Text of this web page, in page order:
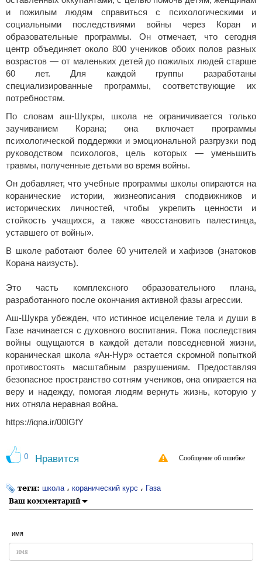
и пожилым людям справиться с психологическими и
социальными последствиями войны через Коран и
образовательные программы. Он отмечает, что сегодня
центр объединяет около 800 учеников обоих полов разных
возрастов — от маленьких детей до пожилых людей старше
60 лет. Для каждой группы разработаны
специализированные программы, соответствующие их
потребностям.
По словам аш-Шукры, школа не ограничивается только
заучиванием Корана; она включает программы
психологической поддержки и эмоциональной разгрузки под
руководством психологов, цель которых — уменьшить
травмы, полученные детьми во время войны.
Он добавляет, что учебные программы школы опираются на
коранические истории, жизнеописания сподвижников и
исторических личностей, чтобы укрепить ценности и
стойкость учащихся, а также «восстановить палестинца,
уставшего от войны».
В школе работают более 60 учителей и хафизов (знатоков
Корана наизусть).
Это часть комплексного образовательного плана,
разработанного после окончания активной фазы агрессии.
Аш-Шукра убежден, что истинное исцеление тела и души в
Газе начинается с духовного воспитания. Пока последствия
войны ощущаются в каждой детали повседневной жизни,
кораническая школа «Ан-Нур» остается скромной попыткой
противостоять масштабным разрушениям. Предоставляя
безопасное пространство сотням учеников, она опирается на
веру и надежду, помогая людям вернуть жизнь, которую у
них отняла неравная война.
https://iqna.ir/00IGfY
0 Нравится Сообщение об ошибке
теги: школа ، коранический курс ، Газа
Ваш комментарий
имя